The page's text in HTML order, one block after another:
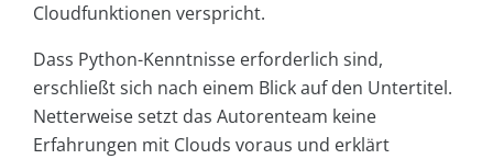
Cloudfunktionen verspricht.
Dass Python-Kenntnisse erforderlich sind,
erschließt sich nach einem Blick auf den Untertitel.
Netterweise setzt das Autorenteam keine
Erfahrungen mit Clouds voraus und erklärt